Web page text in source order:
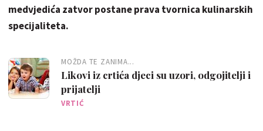
medvjedića zatvor postane prava tvornica kulinarskih
specijaliteta.
MOŽDA TE ZANIMA...
Likovi iz crtića djeci su uzori, odgojitelji i
prijatelji
VRTIĆ